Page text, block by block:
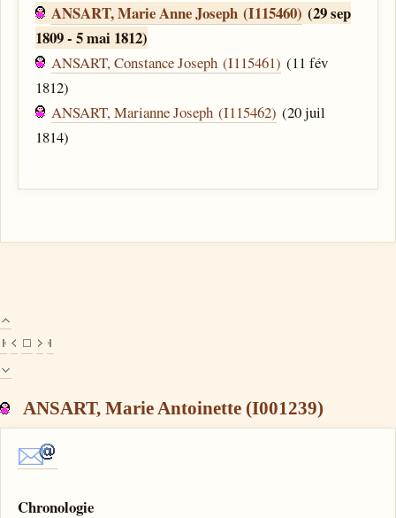
ANSART, Marie Anne Joseph (I115460) (29 sep
1809 - 5 mai 1812)
ANSART, Constance Joseph (I115461) (11 fév
1812)
ANSART, Marianne Joseph (I115462) (20 juil
1814)
ANSART, Marie Antoinette (I001239)
Chronologie